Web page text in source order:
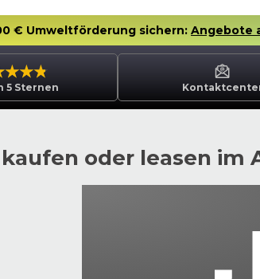
€ Umweltförderung sichern: Angebote
5 Sternen
oder leasen im